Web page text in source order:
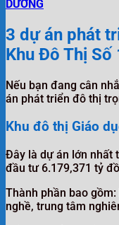
DƯƠNG
3 dự án phát
Khu Đô Thị Số
Nếu bạn đang cân
án phát triển đô thị
Khu đô thị Giáo
Đây là dự án lớn nhất
đầu tư 6.179,371 tỷ
Thành phần bao
nghề, trung tâm